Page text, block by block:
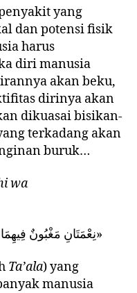
yang
dan potensi fisik
harus
diri manusia
akan beku,
dirinya akan
dikuasai bisikan-
terkadang akan
buruk…
wa
«نِعْمَتَانِ مَغْبُونٌ فِيهِمَا كَثِيرٌ مِنَ النَّاسِ: الصِّحَّةُ وَالْفَرَاغُ»
Ta’ala) yang
manusia